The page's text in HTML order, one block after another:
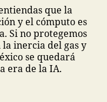
que la
y el cómputo es
Si no protegemos
inercia del gas y
se quedará
era de la IA.